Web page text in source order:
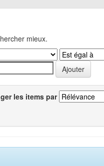
mieux.
les items par